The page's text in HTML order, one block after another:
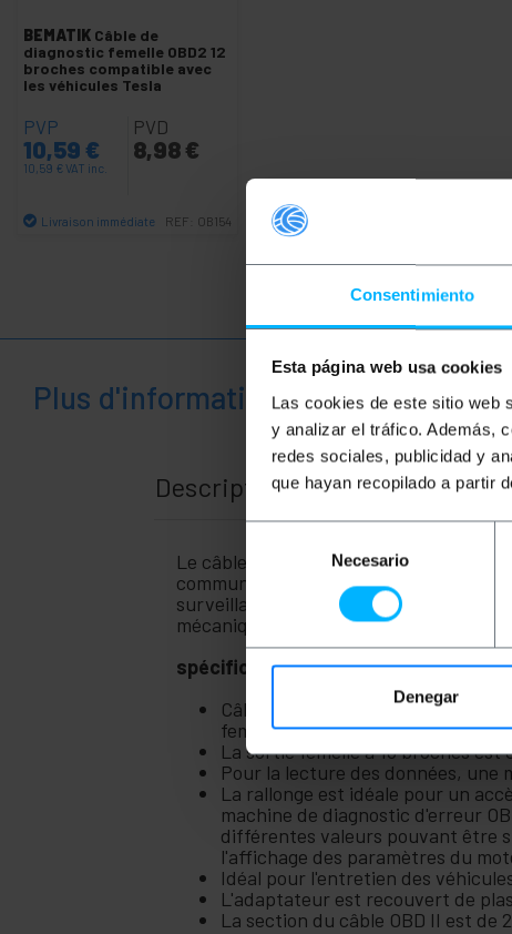
Consentimiento
Esta página web usa cookies
Las cookies de este sitio web
y analizar el tráfico. Además,
redes sociales, publicidad y
que hayan recopilado a partir
de
consentimiento
Necesario
Denegar
Loisir +
Espace
+
BEMATIK Câble de
diagnostic femelle OBD2 12
broches compatible avec
les véhicules Tesla
PVP
10,59 €
10,59 €VAT inc.
PVD
8,98 €
Livraison immédiate REF: OB154
Plus d'informations
Description
Le câble de connexion OBD ll (On
communiquer avec une machine de
surveillance et un contrôle complets
mécaniques que chez les particuliers.
spécifications
Câble d'extension OBD II haute
femelle 30 broches qui
La sortie femelle à 16 broches
Pour la lecture des données, une
La rallonge est idéale pour un
machine de diagnostic d'erreur
différentes valeurs pouvant être
l'affichage des paramètres du
Idéal pour l'entretien des
L'adaptateur est recouvert de
La section du câble OBD II est